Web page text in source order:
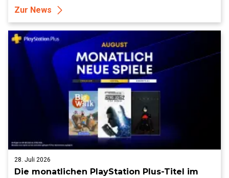
Zur News
28. Juli 2026
Die monatlichen PlayStation Plus-Titel im